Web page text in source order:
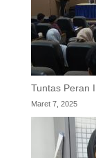
Tuntas Peran
Maret 7, 2025